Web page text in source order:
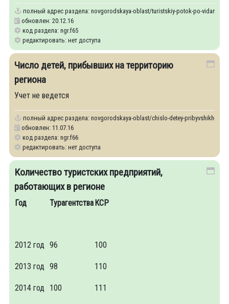
полный адрес раздела: novgorodskaya-oblast/turistskiy-potok-po-vidam-
обновлен: 20.12.16
код раздела: ngr.f65
редактировать: нет доступа
Число детей, прибывших на территорию
региона
Учет не ведется
полный адрес раздела: novgorodskaya-oblast/chislo-detey-pribyvshikh-na-
обновлен: 11.07.16
код раздела: ngr.f66
редактировать: нет доступа
Количество туристских предприятий,
работающих в регионе
Год Турагентства КСР
2012 год 96 100
2013 год 98 110
2014 год 100 111